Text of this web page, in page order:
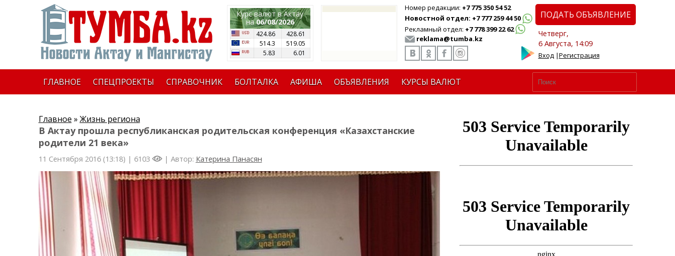
Курс валют в Актау
на06/08/2026
424.86
428.61
514.3
519.05
5.83
6.01
Номер редакции: +7 775 350 54 52
Новостной отдел: +7 777 259 44 50
Рекламный отдел: +7 778 399 22 62
reklama@tumba.kz
ПОДАТЬ ОБЪЯВЛЕНИЕ
Четверг,
6 Августа, 14:09
Вход|Регистрация
ГЛАВНОЕ СПЕЦПРОЕКТЫ СПРАВОЧНИК БОЛТАЛКА АФИША ОБЪЯВЛЕНИЯ КУРСЫ ВАЛЮТ
Главное » Жизнь региона
В Актау прошла республиканская родительская конференция «Казахстанские
родители 21 века»
11 Сентября 2016 (13:18) | 6103 | Автор: Катерина Панасян